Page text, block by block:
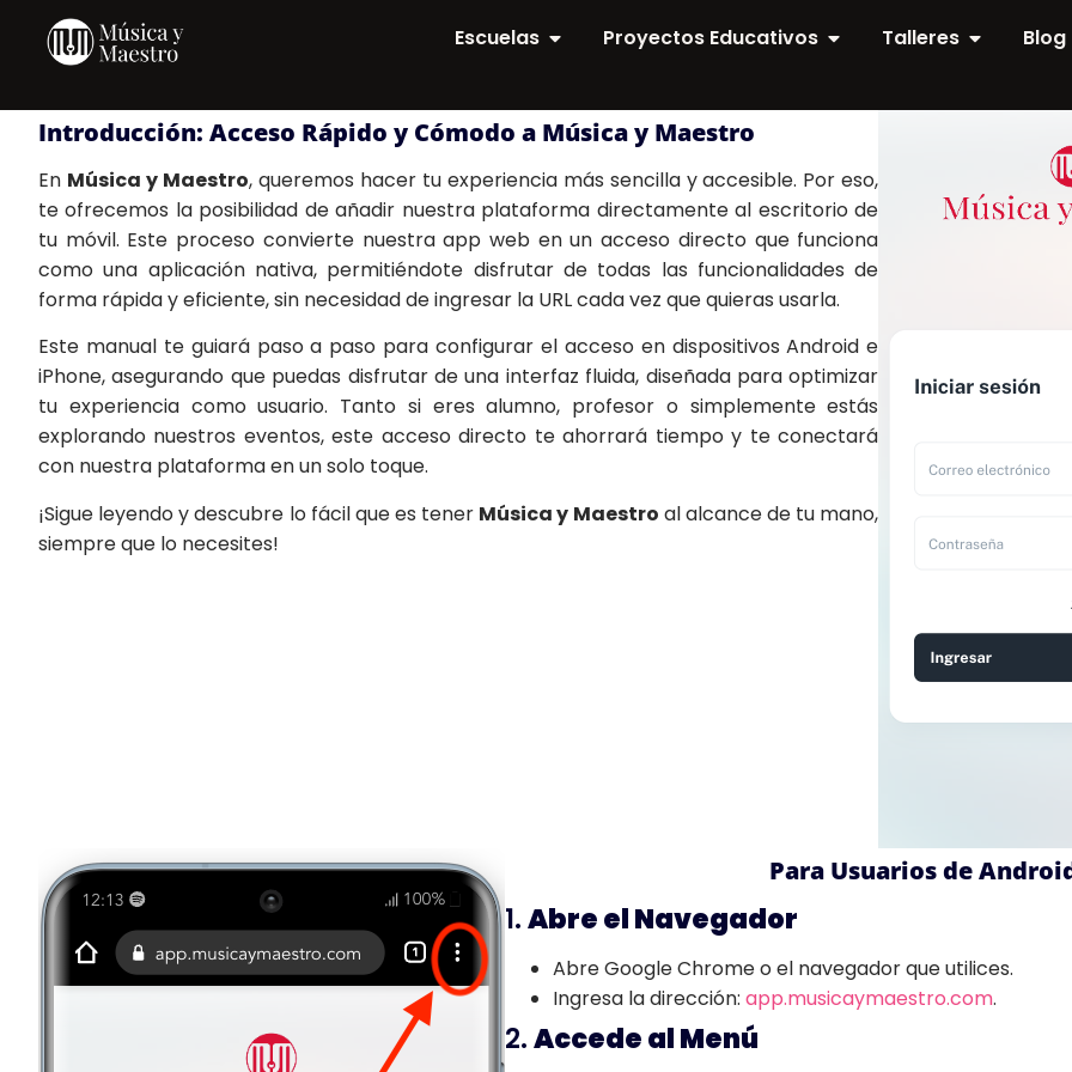
Escuelas Proyectos Educativos Talleres Blog
Introducción: Acceso Rápido y Cómodo a Música y Maestro
En Música y Maestro, queremos hacer tu experiencia más sencilla y accesible. Por eso,
te ofrecemos la posibilidad de añadir nuestra plataforma directamente al escritorio de
tu móvil. Este proceso convierte nuestra app web en un acceso directo que funciona
como una aplicación nativa, permitiéndote disfrutar de todas las funcionalidades de
forma rápida y eficiente, sin necesidad de ingresar la URL cada vez que quieras usarla.
Este manual te guiará paso a paso para configurar el acceso en dispositivos Android e
iPhone, asegurando que puedas disfrutar de una interfaz fluida, diseñada para optimizar
tu experiencia como usuario. Tanto si eres alumno, profesor o simplemente estás
explorando nuestros eventos, este acceso directo te ahorrará tiempo y te conectará
con nuestra plataforma en un solo toque.
¡Sigue leyendo y descubre lo fácil que es tener Música y Maestro al alcance de tu mano,
siempre que lo necesites!
Para Usuarios de
1.Abre el Navegador
Abre Google Chrome o el navegador que utilices.
Ingresa la dirección: app.musicaymaestro.com.
2.Accede al Menú